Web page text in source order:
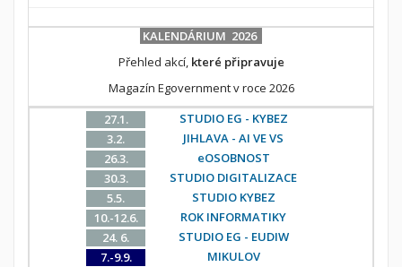
KALENDÁRIUM 2026
Přehled akcí, které připravuje
Magazín Egovernment v roce 2026
27.1.
STUDIO EG - KYBEZ
3.2.
JIHLAVA - AI VE VS
26.3.
eOSOBNOST
30.3.
STUDIO DIGITALIZACE
5.5.
STUDIO KYBEZ
10.-12.6.
ROK INFORMATIKY
24. 6.
STUDIO EG - EUDIW
7.-9.9.
MIKULOV